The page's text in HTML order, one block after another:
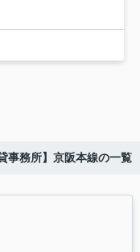
貸事務所】京阪本線の一覧